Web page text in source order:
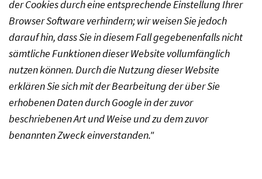
der Cookies durch eine entsprechende Einstellung Ihrer
Browser Software verhindern; wir weisen Sie jedoch
darauf hin, dass Sie in diesem Fall gegebenenfalls nicht
sämtliche Funktionen dieser Website vollumfänglich
nutzen können. Durch die Nutzung dieser Website
erklären Sie sich mit der Bearbeitung der über Sie
erhobenen Daten durch Google in der zuvor
beschriebenen Art und Weise und zu dem zuvor
benannten Zweck einverstanden."